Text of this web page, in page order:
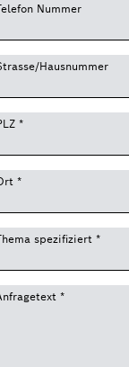
Nummer
Hausnummer
*
*
spezifiziert*
*